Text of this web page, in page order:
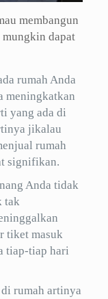
membangun
dapat
rumah Anda
meningkatkan
yang ada di
jikalau
rumah
signifikan.
Anda tidak
tak
tiket masuk
tiap-tiap hari
rumah artinya